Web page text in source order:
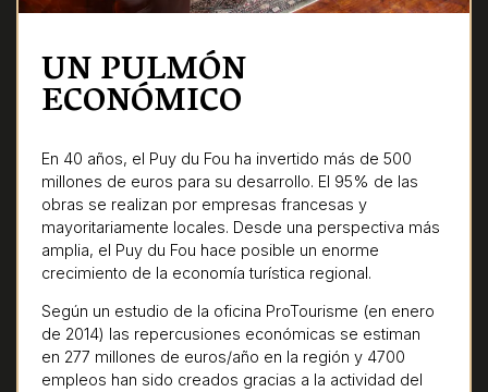
UN PULMÓN
ECONÓMICO
En 40 años, el Puy du Fou ha invertido más de 500
millones de euros para su desarrollo. El 95% de las
obras se realizan por empresas francesas y
mayoritariamente locales. Desde una perspectiva más
amplia, el Puy du Fou hace posible un enorme
crecimiento de la economía turística regional.
Según un estudio de la oficina ProTourisme (en enero
de 2014) las repercusiones económicas se estiman
en 277 millones de euros/año en la región y 4700
empleos han sido creados gracias a la actividad del